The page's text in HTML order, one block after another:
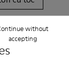
without
accepting